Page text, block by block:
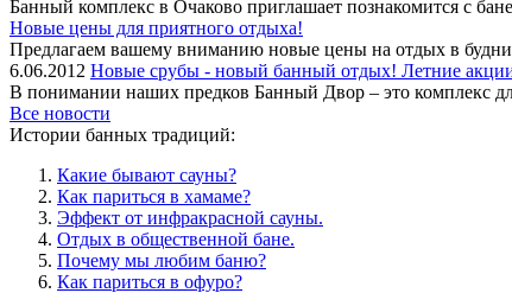
Банный комплекс в Очаково приглашает познакомится с
Новые цены для приятного отдыха!
Предлагаем вашему вниманию новые цены на отдых в
6.06.2012 Новые срубы - новый банный отдых! Летние
В понимании наших предков Банный Двор – это комплекс
Все новости
Истории банных традиций:
Какие бывают сауны?
Как париться в хамаме?
Эффект от инфракрасной сауны.
Отдых в общественной бане.
Почему мы любим баню?
Как париться в офуро?